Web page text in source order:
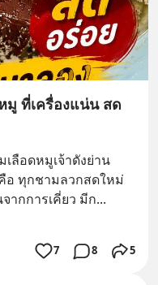
มู ที่เครื่องแน่น สด
เลือดหมูเจ้าดังย่าน
อ ทุกชามลวกสดใหม่
ากการเคี่ยว มีก...
7 8 5